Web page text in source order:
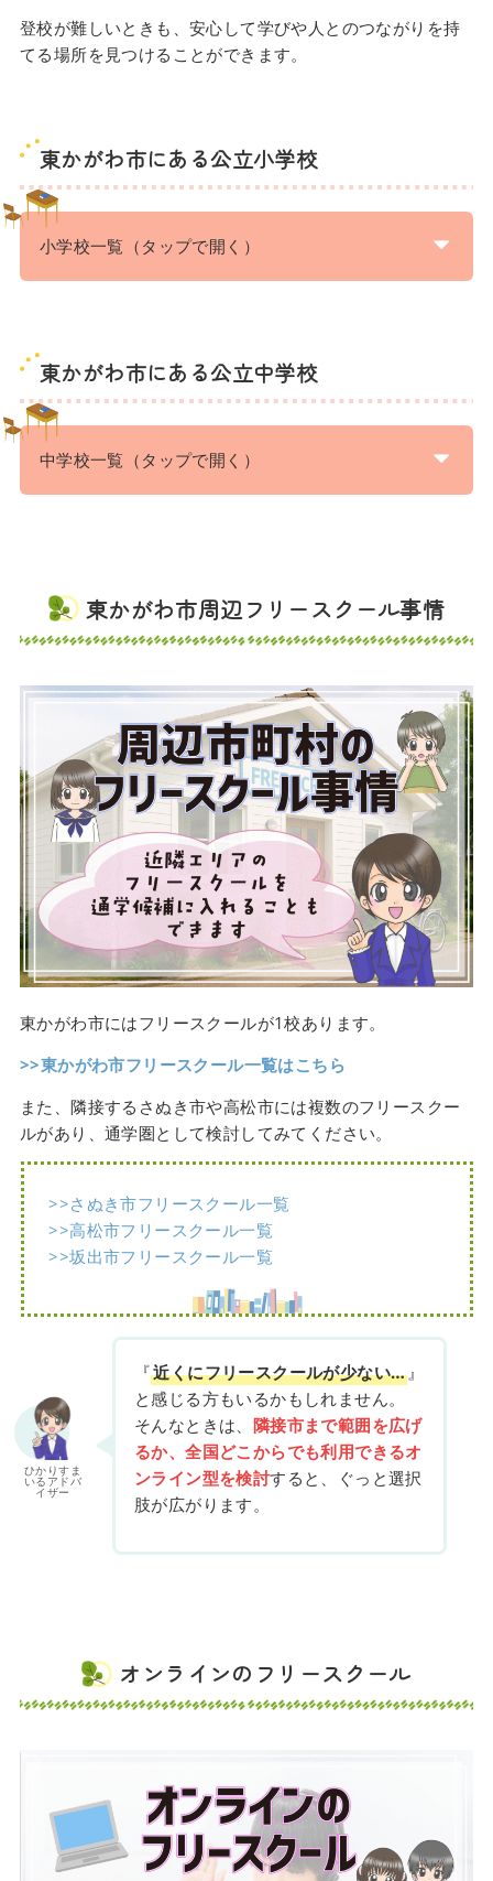
登校が難しいときも、安心して学びや人とのつながりを持
てる場所を見つけることができます。
東かがわ市にある公立小学校
小学校一覧（タップで開く）
東かがわ市にある公立中学校
中学校一覧（タップで開く）
東かがわ市周辺フリースクール事情
東かがわ市にはフリースクールが1校あります。
>>東かがわ市フリースクール一覧はこちら
また、隣接するさぬき市や高松市には複数のフリースクー
ルがあり、通学圏として検討してみてください。
>>さぬき市フリースクール一覧
>>高松市フリースクール一覧
>>坂出市フリースクール一覧
ひかりすま
いるアドバ
イザー
『近くにフリースクールが少ない…』
と感じる方もいるかもしれません。
そんなときは、 隣接市まで範囲を広げ
るか、全国どこからでも利用できるオ
ンライン型を検討すると、ぐっと選択
肢が広がります。
オンラインのフリースクール